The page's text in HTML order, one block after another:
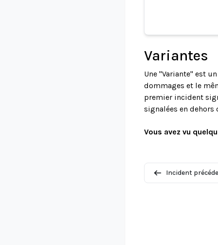
Variantes
Une "Variante" est
dommages et le
premier incident
signalées en dehors
Vous avez vu
Incident